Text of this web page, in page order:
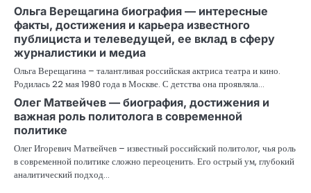
Ольга Верещагина биография — интересные
факты, достижения и карьера известного
публициста и телеведущей, ее вклад в сферу
журналистики и медиа
Ольга Верещагина – талантливая российская актриса театра и кино.
Родилась 22 мая 1980 года в Москве. С детства она проявляла…
Олег Матвейчев — биография, достижения и
важная роль политолога в современной
политике
Олег Игоревич Матвейчев – известный российский политолог, чья роль
в современной политике сложно переоценить. Его острый ум, глубокий
аналитический подход…